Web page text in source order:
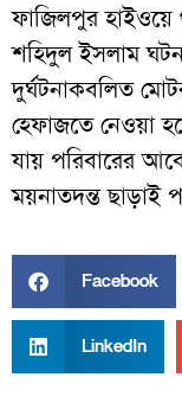
ফাজিলপুর হাইওয়ে
শহিদুল ইসলাম
দুর্ঘটনাকবলিত
হেফাজতে নেওয়া
যায় পরিবারের
ময়নাতদন্ত ছাড়াই
Facebook
LinkedIn